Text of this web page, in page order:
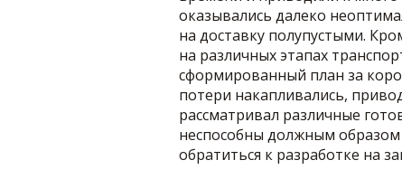
оказывались далеко
на доставку полупустыми.
на различных этапах
сформированный план за
потери накапливались,
рассматривал различные
неспособны должным образом
обратиться к разработке на